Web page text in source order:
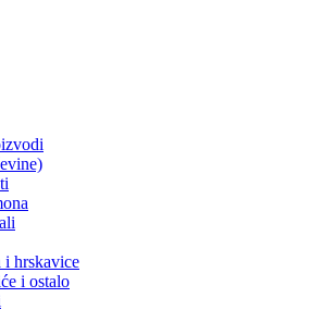
i hrskavice
i ostalo